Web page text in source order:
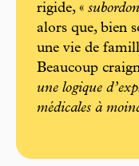
rigide, «
alors que, bien
une vie de
Beaucoup
une logique
médicales à